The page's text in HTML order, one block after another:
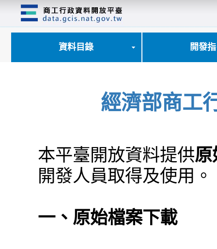
資料目錄 開發
經濟部商工
本平臺開放資料提供原
開發人員取得及使用。
一、原始檔案下載